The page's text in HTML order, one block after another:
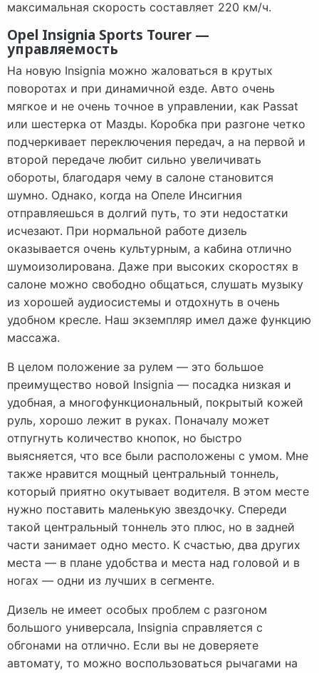
максимальная скорость составляет 220 км/ч.
Opel Insignia Sports Tourer —
управляемость
На новую Insignia можно жаловаться в крутых
поворотах и при динамичной езде. Авто очень
мягкое и не очень точное в управлении, как Passat
или шестерка от Мазды. Коробка при разгоне четко
подчеркивает переключения передач, а на первой и
второй передаче любит сильно увеличивать
обороты, благодаря чему в салоне становится
шумно. Однако, когда на Опеле Инсигния
отправляешься в долгий путь, то эти недостатки
исчезают. При нормальной работе дизель
оказывается очень культурным, а кабина отлично
шумоизолирована. Даже при высоких скоростях в
салоне можно свободно общаться, слушать музыку
из хорошей аудиосистемы и отдохнуть в очень
удобном кресле. Наш экземпляр имел даже функцию
массажа.
В целом положение за рулем — это большое
преимущество новой Insignia — посадка низкая и
удобная, а многофункциональный, покрытый кожей
руль, хорошо лежит в руках. Поначалу может
отпугнуть количество кнопок, но быстро
выясняется, что все были расположены с умом. Мне
также нравится мощный центральный тоннель,
который приятно окутывает водителя. В этом месте
нужно поставить маленькую звездочку. Спереди
такой центральный тоннель это плюс, но в задней
части занимает одно место. К счастью, два других
места — в плане удобства и места над головой и в
ногах — одни из лучших в сегменте.
Дизель не имеет особых проблем с разгоном
большого универсала, Insignia справляется с
обгонами на отлично. Если вы не доверяете
автомату, то можно воспользоваться рычагами на